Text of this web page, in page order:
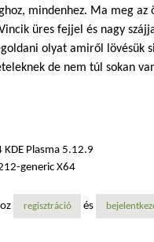
mindenhez. Ma meg az
üres fejjel és nagy
olyat amiről lövésük
de nem túl sokan
Plasma 5.12.9
generic X64
regisztráció és